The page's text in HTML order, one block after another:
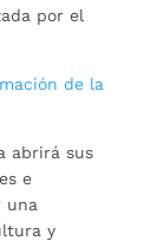
por el
de la
abrirá sus
e
una
y